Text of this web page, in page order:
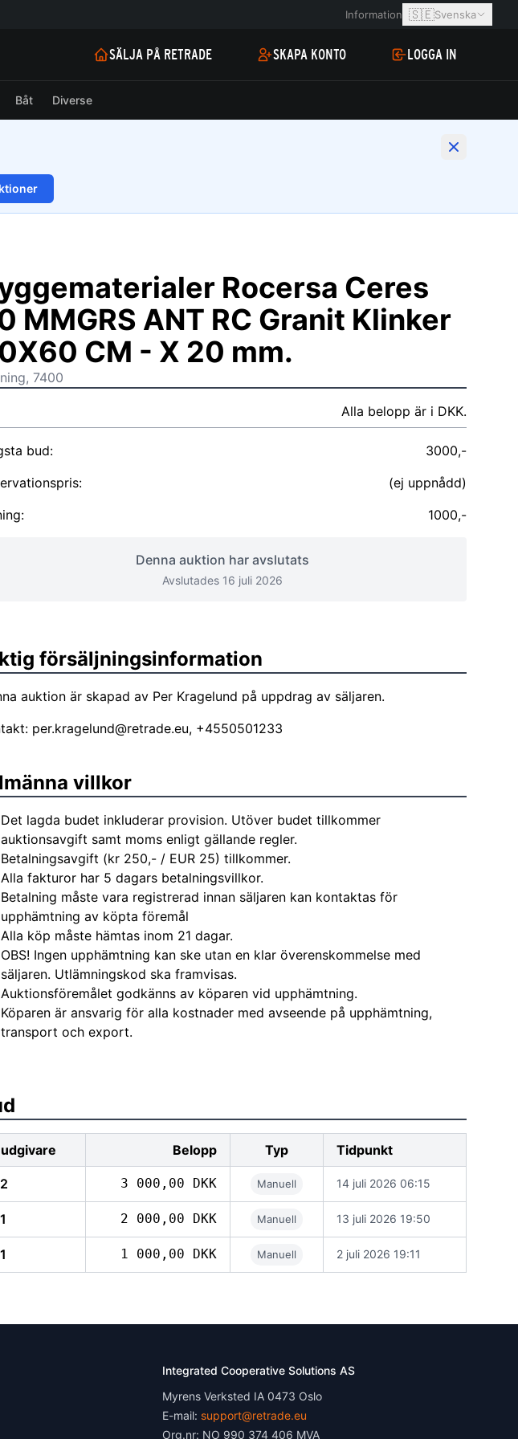
Information 🇸🇪Svenska
SÄLJA PÅ RETRADE SKAPA KONTO LOGGA IN
Båt Diverse
Rocersa Ceres
MMGRS ANT RC Granit Klinker
CM - X 20 mm.
7400
Alla belopp är i DKK.
bud:
3000,-
(ej uppnådd)
1000,-
Denna auktion har avslutats
Avslutades 16 juli 2026
försäljningsinformation
auktion är skapad av Per Kragelund på uppdrag av säljaren.
per.kragelund@retrade.eu, +4550501233
villkor
Det lagda budet inkluderar provision. Utöver budet tillkommer
auktionsavgift samt moms enligt gällande regler.
Betalningsavgift (kr 250,- / EUR 25) tillkommer.
Alla fakturor har 5 dagars betalningsvillkor.
Betalning måste vara registrerad innan säljaren kan kontaktas för
upphämtning av köpta föremål
Alla köp måste hämtas inom 21 dagar.
OBS! Ingen upphämtning kan ske utan en klar överenskommelse med
säljaren. Utlämningskod ska framvisas.
Auktionsföremålet godkänns av köparen vid upphämtning.
Köparen är ansvarig för alla kostnader med avseende på upphämtning,
transport och export.
Belopp Typ Tidpunkt
3 000,00 DKK Manuell 14 juli 2026 06:15
2 000,00 DKK Manuell 13 juli 2026 19:50
1 000,00 DKK Manuell 2 juli 2026 19:11
Integrated Cooperative Solutions AS
Myrens Verksted IA 0473 Oslo
E-mail: support@retrade.eu
Org.nr: NO 990 374 406 MVA